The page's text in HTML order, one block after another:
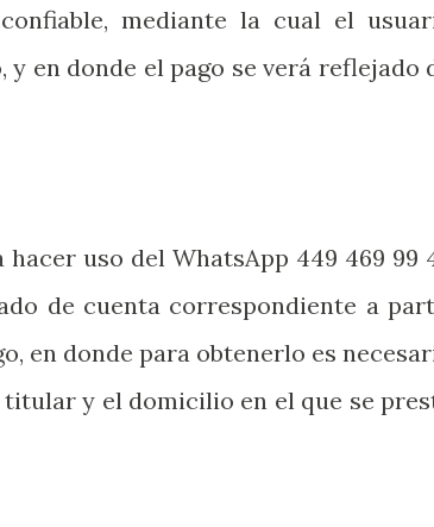
mediante la cual el
en donde el pago se verá reflejado
uso del WhatsApp 449 469 99
de cuenta correspondiente a
en donde para obtenerlo es
y el domicilio en el que se